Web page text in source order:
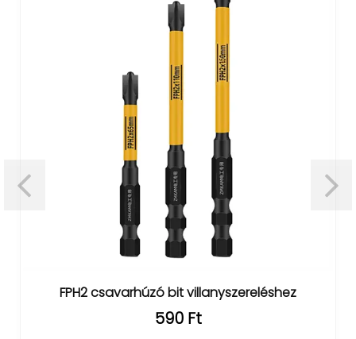
FPH2 csavarhúzó bit villanyszereléshez
590 Ft